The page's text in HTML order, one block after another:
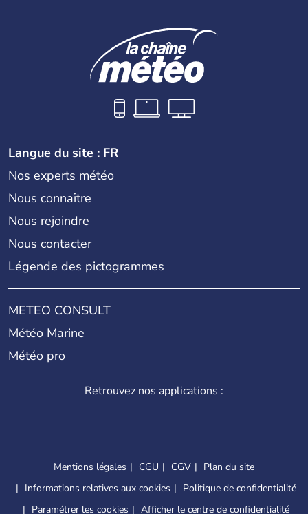
Langue du site : FR
Nos experts météo
Nous connaître
Nous rejoindre
Nous contacter
Légende des pictogrammes
METEO CONSULT
Météo Marine
Météo pro
Retrouvez nos applications :
Mentions légales CGU CGV
Plan du site
Informations relatives aux cookies
Politique de confidentialité
Paramétrer les cookies
Afficher le centre de confidentialité